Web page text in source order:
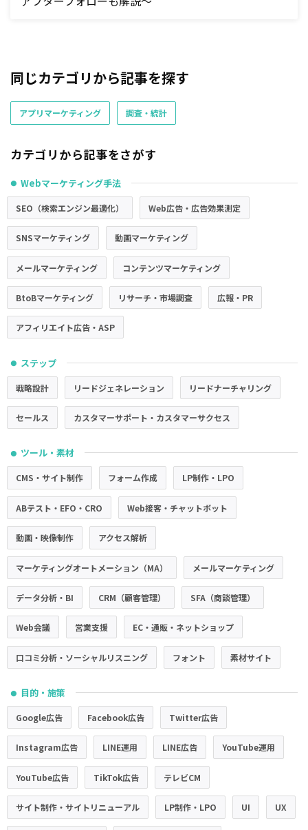
同じカテゴリから記事を探す
アプリマーケティング 調査・統計
カテゴリから記事をさがす
● Webマーケティング手法
SEO（検索エンジン最適化） Web広告・広告効果測定
SNSマーケティング 動画マーケティング
メールマーケティング コンテンツマーケティング
BtoBマーケティング リサーチ・市場調査 広報・PR
アフィリエイト広告・ASP
● ステップ
戦略設計 リードジェネレーション リードナーチャリング
セールス カスタマーサポート・カスタマーサクセス
● ツール・素材
CMS・サイト制作 フォーム作成 LP制作・LPO
ABテスト・EFO・CRO Web接客・チャットボット
動画・映像制作 アクセス解析
マーケティングオートメーション（MA） メールマーケティング
データ分析・BI CRM（顧客管理） SFA（商談管理）
Web会議 営業支援 EC・通販・ネットショップ
口コミ分析・ソーシャルリスニング フォント 素材サイト
● 目的・施策
Google広告 Facebook広告 Twitter広告
Instagram広告 LINE運用 LINE広告 YouTube運用
YouTube広告 TikTok広告 テレビCM
サイト制作・サイトリニューアル LP制作・LPO UI UX